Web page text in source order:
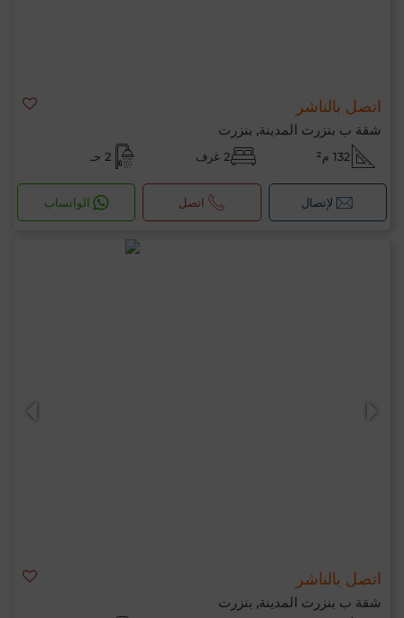
اتصل بالناشر
شقة ب بنزرت المدينة, بنزرت
132 م² 2 غرف 2 حـ
لإتصال اتصل الواتساب
اتصل بالناشر
شقة ب بنزرت المدينة, بنزرت